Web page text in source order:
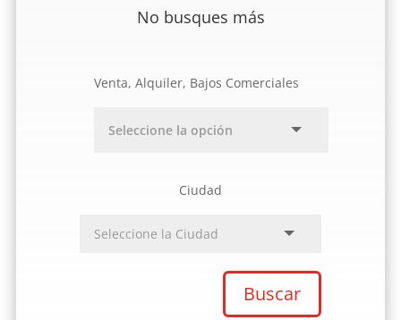
No busques más
Venta, Alquiler, Bajos Comerciales
Ciudad
Buscar